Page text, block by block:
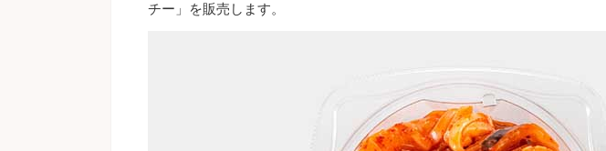
チー」を販売します。